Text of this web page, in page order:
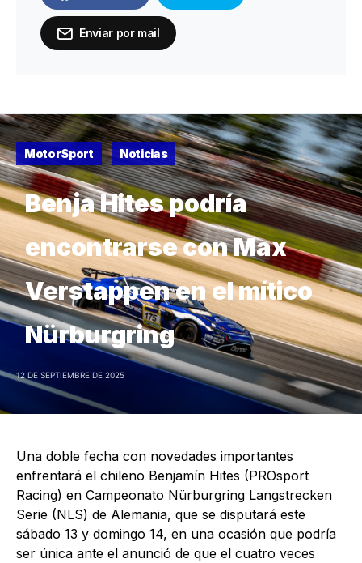
Enviar por mail
MotorSport Noticias
Benja Hites podría
encontrarse con Max
Verstappen en el mítico
Nürburgring
12 DE SEPTIEMBRE DE 2025
Una doble fecha con novedades importantes
enfrentará el chileno Benjamín Hites (PROsport
Racing) en Campeonato Nürburgring Langstrecken
Serie (NLS) de Alemania, que se disputará este
sábado 13 y domingo 14, en una ocasión que podría
ser única ante el anunció de que el cuatro veces